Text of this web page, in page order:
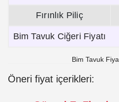
Fırınlık Piliç
Bim Tavuk Ciğeri Fiyatı
Bim Tavuk
Öneri fiyat içerikleri: